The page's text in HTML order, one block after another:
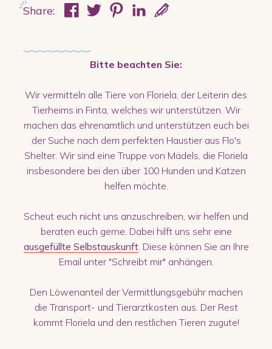
Share:
Bitte beachten Sie:
Wir vermitteln alle Tiere von Floriela, der Leiterin des
Tierheims in Finta, welches wir unterstützen. Wir
machen das ehrenamtlich und unterstützen euch bei
der Suche nach dem perfekten Haustier aus Flo's
Shelter. Wir sind eine Truppe von Mädels, die Floriela
insbesondere bei den über 100 Hunden und Katzen
helfen möchte.
Scheut euch nicht uns anzuschreiben, wir helfen und
beraten euch gerne. Dabei hilft uns sehr eine
ausgefüllte Selbstauskunft. Diese können Sie an Ihre
Email unter "Schreibt mir" anhängen.
Den Löwenanteil der Vermittlungsgebühr machen
die Transport- und Tierarztkosten aus. Der Rest
kommt Floriela und den restlichen Tieren zugute!